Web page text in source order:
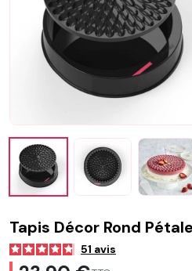
Tapis Décor Rond
51 avis